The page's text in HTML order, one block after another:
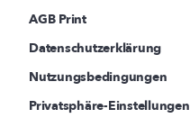
AGB Print
Datenschutzerklärung
Nutzungsbedingungen
Privatsphäre-Einstellungen